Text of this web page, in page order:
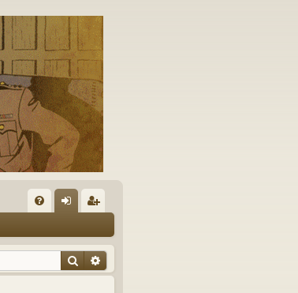
Q ne
xi
nr
eg
Rechercher
Recherche avancée